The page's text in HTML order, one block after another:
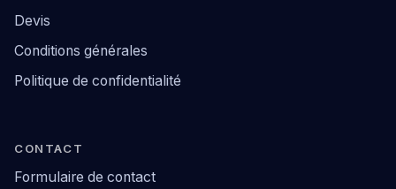
Devis
Conditions générales
Politique de confidentialité
CONTACT
Formulaire de contact